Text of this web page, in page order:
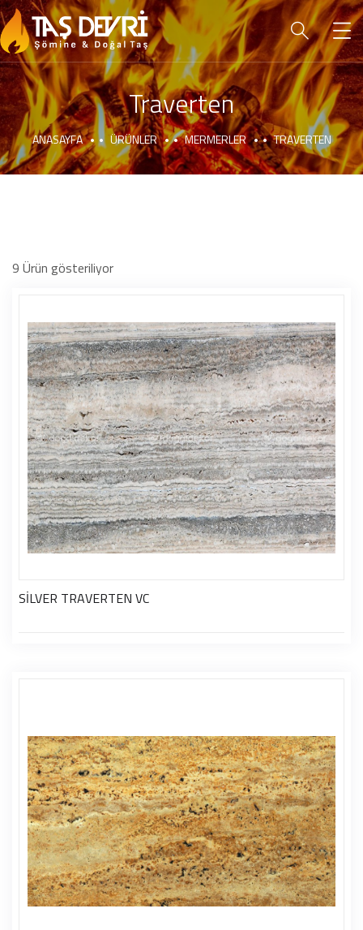
Traverten
ANASAYFA ÜRÜNLER MERMERLER TRAVERTEN
9 Ürün gösteriliyor
SİLVER TRAVERTEN VC